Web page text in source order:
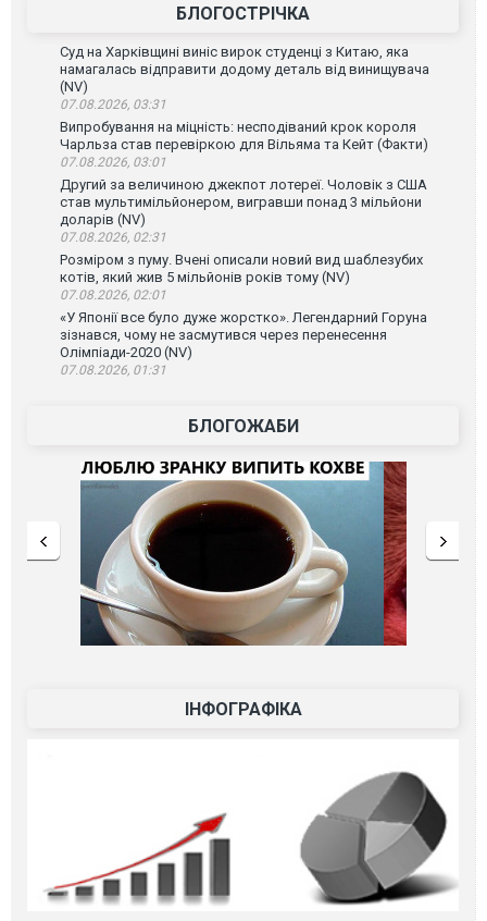
БЛОГОСТРІЧКА
Суд на Харківщині виніс вирок студенці з Китаю, яка
намагалась відправити додому деталь від винищувача
(NV)
07.08.2026, 03:31
Випробування на міцність: несподіваний крок короля
Чарльза став перевіркою для Вільяма та Кейт (Факти)
07.08.2026, 03:01
Другий за величиною джекпот лотереї. Чоловік з США
став мультимільйонером, вигравши понад 3 мільйони
доларів (NV)
07.08.2026, 02:31
Розміром з пуму. Вчені описали новий вид шаблезубих
котів, який жив 5 мільйонів років тому (NV)
07.08.2026, 02:01
«У Японії все було дуже жорстко». Легендарний Горуна
зізнався, чому не засмутився через перенесення
Олімпіади-2020 (NV)
07.08.2026, 01:31
БЛОГОЖАБИ
ІНФОГРАФІКА